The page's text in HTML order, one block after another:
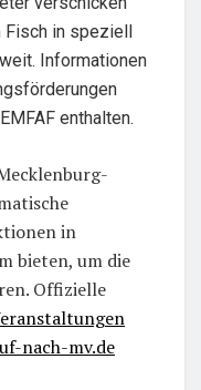
in speziell
Informationen
enthalten.
in
bieten, um die
Offizielle
nach-mv.de